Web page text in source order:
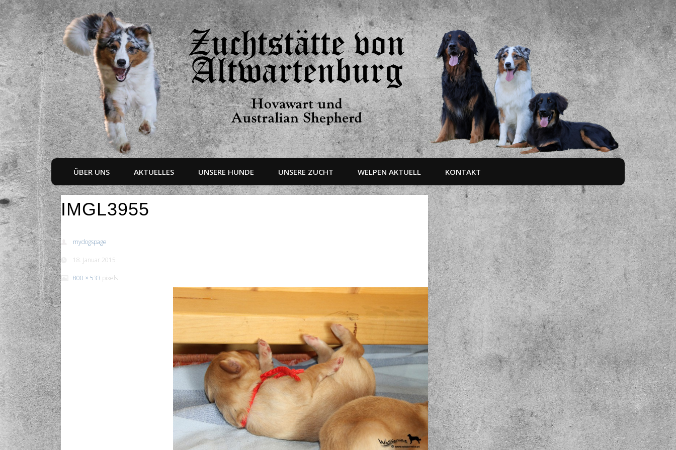
ÜBER UNS AKTUELLES UNSERE HUNDE UNSERE ZUCHT WELPEN AKTUELL KONTAKT
IMGL3955
mydogspage
18. Januar 2015
800 × 533 pixels